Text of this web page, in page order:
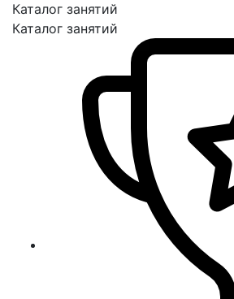
Каталог занятий
Каталог занятий